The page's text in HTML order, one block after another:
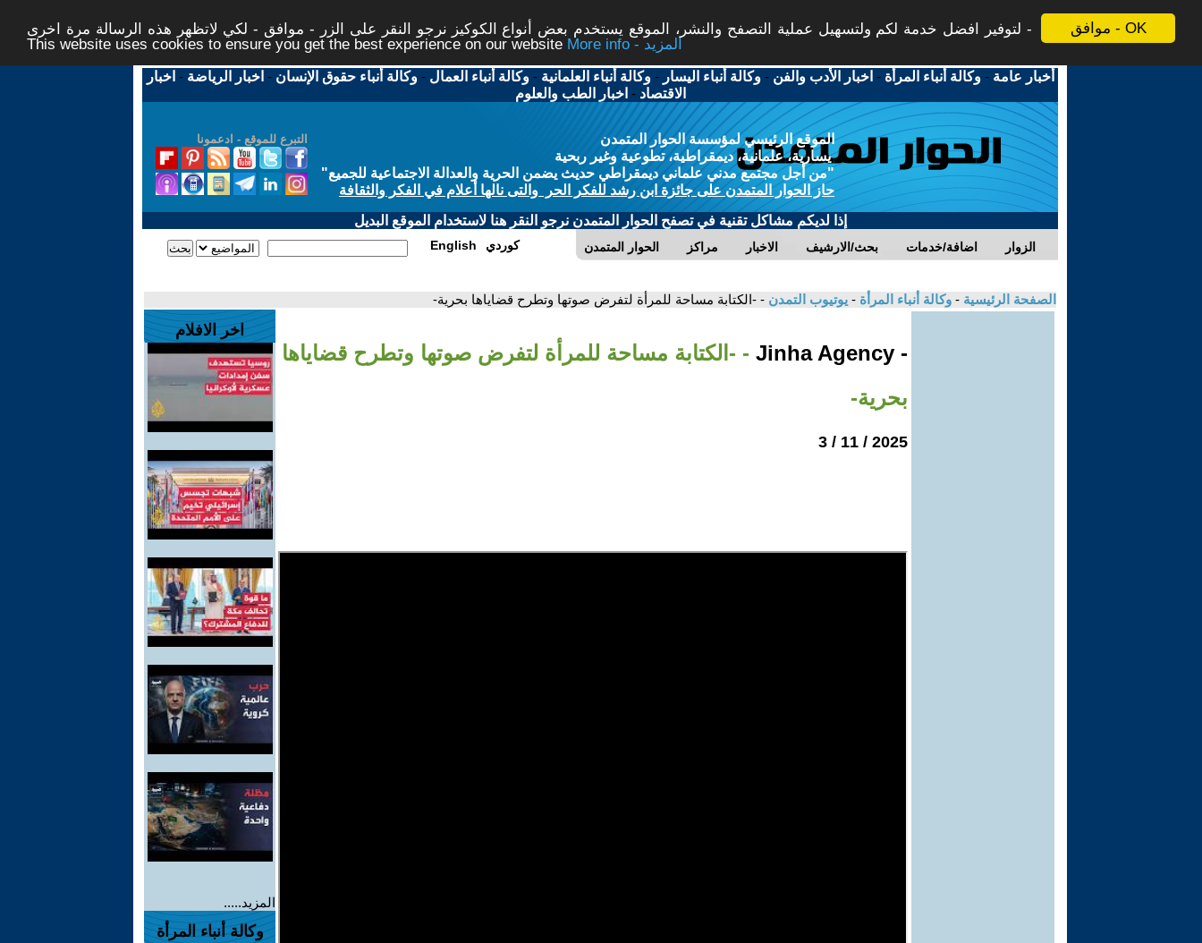
موافق - OK
لتوفير افضل خدمة لكم ولتسهيل عملية التصفح والنشر، الموقع يستخدم بعض أنواع الكوكيز نرجو النقر على الزر - موافق - لكي لاتظهر هذه الرسالة مرة اخرى -
This website uses cookies to ensure you get the best experience on our website
More info - المزيد
أخبار عامة -وكالة أنباء المرأة - اخبار الأدب والفن -وكالة أنباء اليسار -وكالة أنباء العلمانية -وكالة أنباء العمال -وكالة أنباء حقوق الإنسان - اخبار الرياضة - اخبار
الاقتصاد - اخبار الطب والعلوم
التبرع للموقع - ادعمونا
الموقع الرئيسي لمؤسسة الحوار المتمدن
يسارية، علمانية، ديمقراطية، تطوعية وغير ربحية
"من أجل مجتمع مدني علماني ديمقراطي حديث يضمن الحرية والعدالة الاجتماعية للجميع"
حاز الحوار المتمدن على جائزة ابن رشد للفكر الحر والتى نالها أعلام في الفكر والثقافة
إذا لديكم مشاكل تقنية في تصفح الحوار المتمدن نرجو النقر هنا لاستخدام الموقع البديل
الحوار المتمدن مراكز الاخبار بحث/الارشيف اضافة/خدمات الزوار English كوردي
الصفحة الرئيسية - وكالة أنباء المرأة - يوتيوب التمدن - -الكتابة مساحة للمرأة لتفرض صوتها وتطرح قضاياها بحرية-
- Jinha Agency
- -الكتابة مساحة للمرأة لتفرض صوتها وتطرح قضاياها
بحرية-
2025 / 11 / 3
اخر الافلام
المزيد.....
وكالة أنباء المرأة